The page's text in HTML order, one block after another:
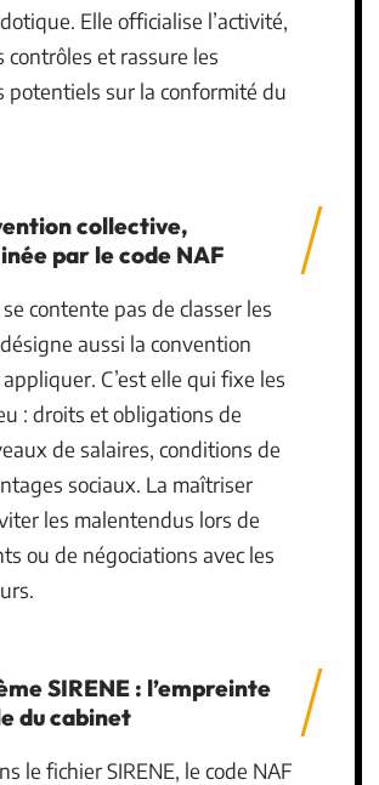
Elle officialise l’activité,
contrôles et rassure les
potentiels sur la conformité du
collective,
par le code NAF
se contente pas de classer les
aussi la convention
C’est elle qui fixe les
: droits et obligations de
de salaires, conditions de
sociaux. La maîtriser
les malentendus lors de
ou de négociations avec les
SIRENE : l’empreinte
du cabinet
le fichier SIRENE, le code NAF